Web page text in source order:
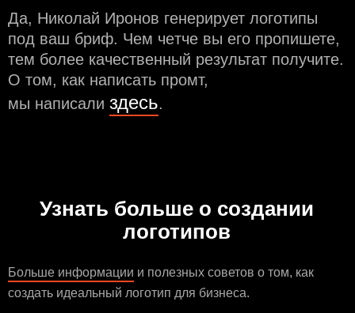
Да, Николай Иронов генерирует логотипы
под ваш бриф. Чем чeтче вы его пропишете,
тем более качественный результат получите.
О том, как написать промт,
мы написали здесь.
Узнать больше о создании
логотипов
Больше информации и полезных советов о том, как
создать идеальный логотип для бизнеса.